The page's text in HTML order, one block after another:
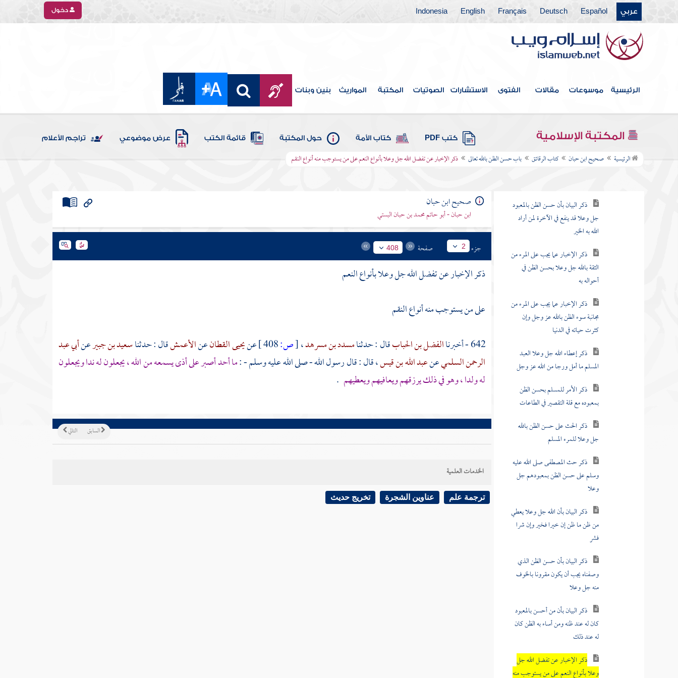
عربي Español
Deutsch
Français
English
Indonesia دخول
الرئيسية موسوعات مقالات الفتوى الاستشارات الصوتيات المكتبة المواريث بنين وبنات
المكتبة الإسلامية كتب PDF كتاب الأمة حول المكتبة قائمة الكتب عرض موضوعي تراجم الأعلام
الرئيسية صحيح ابن حبان كتاب الرقائق باب حسن الظن بالله تعالى ذكر الإخبار عن تفضل الله جل وعلا بأنواع النعم على من يستوجب منه أنواع النقم
كتاب العلم
كتاب الإيمان
كتاب البر والإحسان
كتاب الرقائق
باب حسن الظن بالله تعالى
ذكر البيان بأن حسن الظن للمرء
ذكر البيان بأن حسن الظن بالمعبود
جل وعلا قد ينفع في الآخرة لمن أراد
الله به الخير
ذكر الإخبار عما يجب على المرء من
الثقة بالله جل وعلا بحسن الظن في
أحواله به
ذكر الإخبار عما يجب على المرء من
مجانبة سوء الظن بالله عز وجل وإن
كثرت حياته في الدنيا
ذكر إعطاء الله جل وعلا العبد
المسلم ما أمل ورجا من الله عز وجل
ذكر الأمر للمسلم بحسن الظن
بمعبوده مع قلة التقصير في الطاعات
ذكر الحث على حسن الظن بالله
جل وعلا للمرء المسلم
ذكر حث المصطفى صلى الله عليه
وسلم على حسن الظن بمعبودهم جل
وعلا
ذكر البيان بأن الله جل وعلا يعطي
من ظن ما ظن إن خيرا فخير وإن شرا
فشر
ذكر البيان بأن حسن الظن الذي
وصفناه يجب أن يكون مقرونا بالخوف
منه جل وعلا
ذكر البيان بأن من أحسن بالمعبود
كان له عند ظنه ومن أساء به الظن كان
له عند ذلك
ذكر الإخبار عن تفضل الله جل
وعلا بأنواع النعم على من يستوجب منه
صحيح ابن حبان
ابن حبان - أبو حاتم محمد بن حبان البستي
جزء 2 صفحة 408
ذكر الإخبار عن تفضل الله جل وعلا بأنواع النعم
على من يستوجب منه أنواع النقم
642 - أخبرنا
الفضل بن الحبابقال : حدثنامسدد بن مسرهد،[ص: عنيحيى القطانعنالأعمشقال : حدثناسعيد بن جبيرعنأبي عبد
الرحمن السلميعنعبد الله بن قيس، قال : قال رسول الله - صلى الله عليه وسلم - :ما أحد أصبر على أذى يسمعه من الله ، يجعلون له ندا ويجعلون
له ولدا ، وهو في ذلك يرزقهم ويعافيهم ويعطيهم .
التالي السابق
الخدمات العلمية
ترجمة علم عناوين الشجرة تخريج حديث